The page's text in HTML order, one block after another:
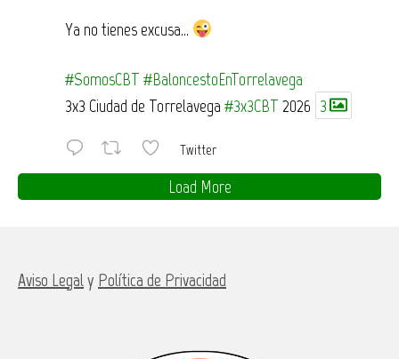
Ya no tienes excusa…
#SomosCBT #BaloncestoEnTorrelavega
3x3 Ciudad de Torrelavega#3x3CBT 2026 3
Twitter
Load More
Aviso Legaly Política de Privacidad